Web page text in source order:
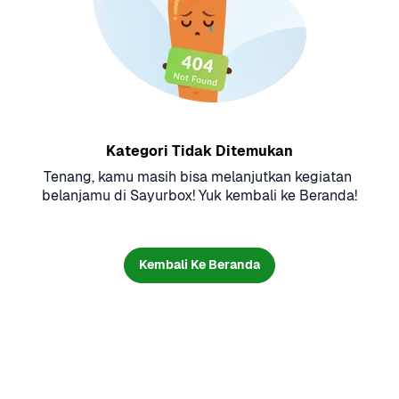
Kategori Tidak Ditemukan
Tenang, kamu masih bisa melanjutkan kegiatan
belanjamu di Sayurbox! Yuk kembali ke Beranda!
Kembali Ke Beranda